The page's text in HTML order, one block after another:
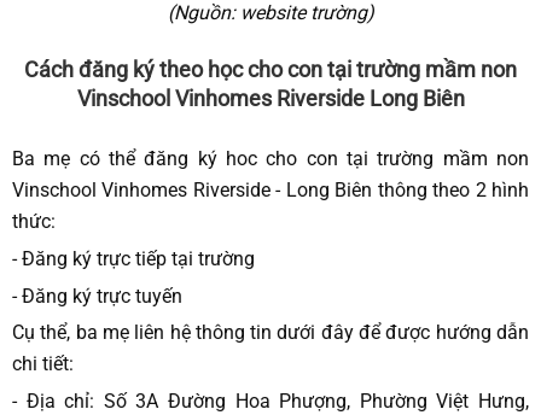
(Nguồn: website trường)
Cách đăng ký theo học cho con tại trường mầm non
Vinschool Vinhomes Riverside Long Biên
Ba mẹ có thể đăng ký hoc cho con tại trường mầm non
Vinschool Vinhomes Riverside - Long Biên thông theo 2 hình
thức:
- Đăng ký trực tiếp tại trường
- Đăng ký trực tuyến
Cụ thể, ba mẹ liên hệ thông tin dưới đây để được hướng dẫn
chi tiết:
- Địa chỉ: Số 3A Đường Hoa Phượng, Phường Việt Hưng,